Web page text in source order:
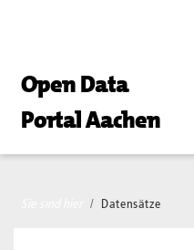
Open Data
Portal Aachen
Datensätze